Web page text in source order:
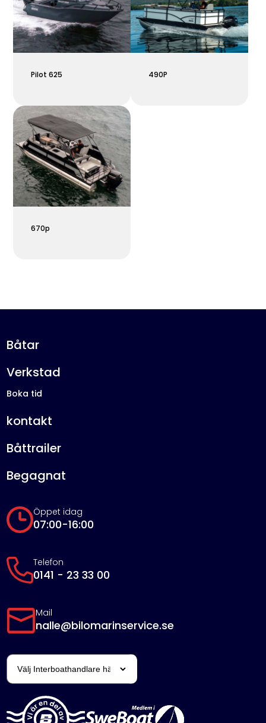
Pilot 625 490P
670p
Öppet idag
07:00-16:00
Telefon
0141 - 23 33 00
Mail
nalle@bilomarinservice.se
Båtar
Verkstad
Boka tid
kontakt
Båttrailer
Begagnat